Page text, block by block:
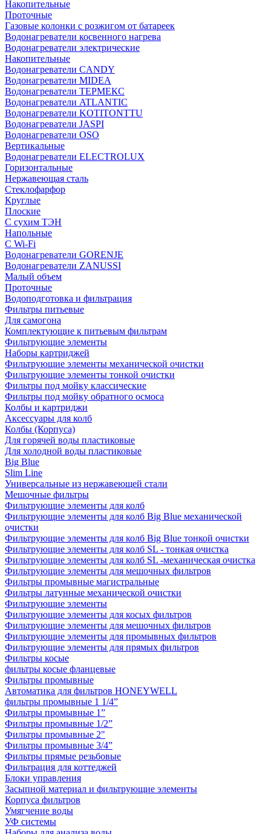
Накопительные
Проточные
Газовые колонки с розжигом от батареек
Водонагреватели косвенного нагрева
Водонагреватели электрические
Накопительные
Водонагреватели CANDY
Водонагреватели MIDEA
Водонагреватели ТЕРМЕКС
Водонагреватели ATLANTIC
Водонагреватели KOTITONTTU
Водонагреватели JASPI
Водонагреватели OSO
Вертикальные
Водонагреватели ELECTROLUX
Горизонтальные
Нержавеющая сталь
Стеклофарфор
Круглые
Плоские
С сухим ТЭН
Напольные
С Wi-Fi
Водонагреватели GORENJE
Водонагреватели ZANUSSI
Малый объем
Проточные
Водоподготовка и фильтрация
Фильтры питьевые
Для самогона
Комплектующие к питьевым фильтрам
Фильтрующие элементы
Наборы картриджей
Фильтрующие элементы механической очистки
Фильтрующие элементы тонкой очистки
Фильтры под мойку классические
Фильтры под мойку обратного осмоса
Колбы и картриджи
Аксессуары для колб
Колбы (Корпуса)
Для горячей воды пластиковые
Для холодной воды пластиковые
Big Blue
Slim Line
Универсальные из нержавеющей стали
Мешочные фильтры
Фильтрующие элементы для колб
Фильтрующие элементы для колб Big Blue механической
очистки
Фильтрующие элементы для колб Big Blue тонкой очистки
Фильтрующие элементы для колб SL - тонкая очистка
Фильтрующие элементы для колб SL -механическая очистка
Фильтрующие элементы для мешочных фильтров
Фильтры промывные магистральные
Фильтры латунные механической очистки
Фильтрующие элементы
Фильтрующие элементы для косых фильтров
Фильтрующие элементы для мешочных фильтров
Фильтрующие элементы для промывных фильтров
Фильтрующие элементы для прямых фильтров
Фильтры косые
фильтры косые фланцевые
Фильтры промывные
Автоматика для фильтров HONEYWELL
фильтры промывные 1 1/4”
Фильтры промывные 1”
Фильтры промывные 1/2”
Фильтры промывные 2"
Фильтры промывные 3/4”
Фильтры прямые резьбовые
Фильтрация для коттеджей
Блоки управления
Засыпной материал и фильтрующие элементы
Корпуса фильтров
Умягчение воды
УФ системы